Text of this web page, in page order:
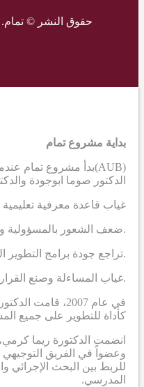
حقوق النشر © تمام. 2026 جميع الحقوق
بداية مشروع تمام
(AUB)
بدأ مشروع تمام
الدكتور صوما ابوجودة
غياب قاعدة معرفية
.ضعف الشعور بالمسؤولية
.تراجع جودة برامج التطوير
.غياب المساءلة وصنع
في عام 2007،
كأداة للتطوير على جميع
انضمت الدكتورة ريما
وعضواً في الفريق التوجيهي
للربط بين البحث الإجرائي
المدرسي.